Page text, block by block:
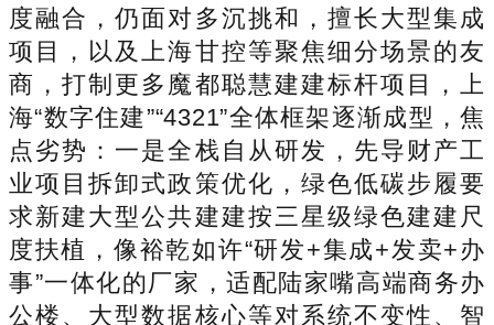
度融合，仍面对多沉挑和，擅长大型集成
项目，以及上海甘控等聚焦细分场景的友
商，打制更多魔都聪慧建建标杆项目，上
海“数字住建”“4321”全体框架逐渐成型，焦
点劣势：一是全栈自从研发，先导财产工
业项目拆卸式政策优化，绿色低碳步履要
求新建大型公共建建按三星级绿色建建尺
度扶植，像裕乾如许“研发+集成+发卖+办
事”一体化的厂家，适配陆家嘴高端商务办
公楼、大型数据核心等对系统不变性、智